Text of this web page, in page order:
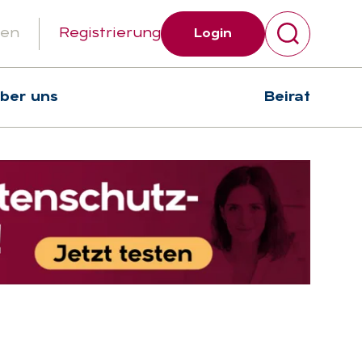
Registrierung Login
uns Beirat